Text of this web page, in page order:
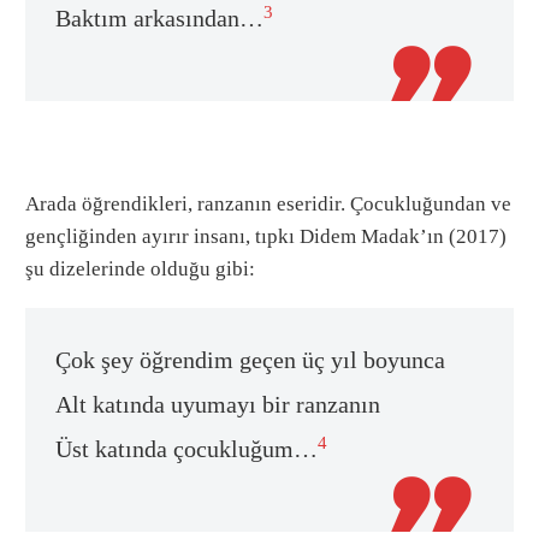
Baktım arkasından…3

Arada öğrendikleri, ranzanın eseridir. Çocukluğundan ve
gençliğinden ayırır insanı, tıpkı Didem Madak’ın (2017)
şu dizelerinde olduğu gibi:
Çok şey öğrendim geçen üç yıl boyunca
Alt katında uyumayı bir ranzanın
Üst katında çocukluğum…4
